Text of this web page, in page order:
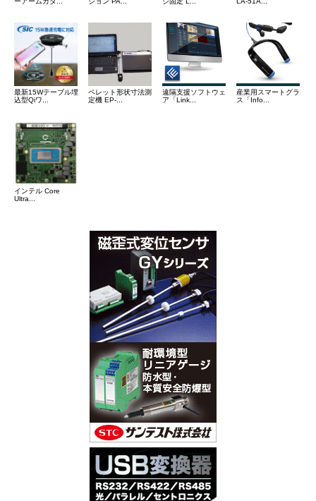
最新15Wテーブル埋
込型Qiワ...
ペレット形状寸法測
定機 EP-...
遠隔支援ソフトウェ
ア「Link...
産業用スマートグラ
ス「Info...
インテル Core
Ultra...